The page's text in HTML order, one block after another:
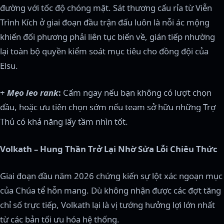
đường với tốc độ chóng mặt. Sát thương cấu rỉa từ Viễn
Trình Kích ở giai đoạn đầu trận đấu luôn là nỗi ác mộng
khiến đối phương phải liên tục biến về, gián tiếp nhường
lại toàn bộ quyền kiểm soát mục tiêu cho đồng đội của
Elsu.
+ Mẹo leo rank: Cấm ngay nếu bạn không có lượt chọn
đầu, hoặc ưu tiên chọn sớm nếu team sở hữu những Trợ
Thủ có khả năng lấy tầm nhìn tốt.
Volkath – Hung Thần Trở Lại Nhờ Sửa Lỗi Chiêu Thức
Giai đoạn đầu năm 2026 chứng kiến sự lột xác ngoạn mục
của Chúa tể hỗn mang. Dù không nhận được các đợt tăng
chỉ số trực tiếp, Volkath lại là vị tướng hưởng lợi lớn nhất
từ các bản tối ưu hóa hệ thống.